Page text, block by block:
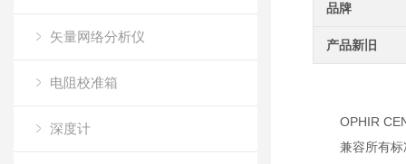
矢量网络分析仪
电阻校准箱
深度计
品牌
产品新旧
OPHIR
兼容所有